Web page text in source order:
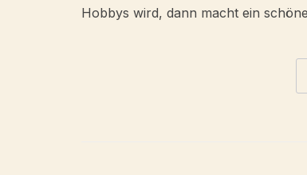
Hobbys wird, dann macht ein